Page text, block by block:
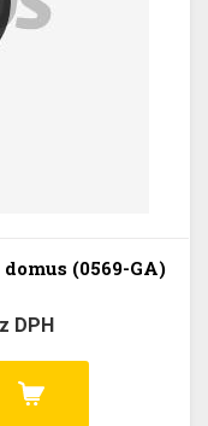
(0569-GA)
DPH